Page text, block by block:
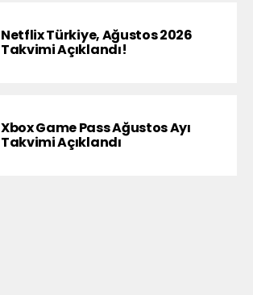
Netflix Türkiye, Ağustos 2026
Takvimi Açıklandı!
Xbox Game Pass Ağustos Ayı
Takvimi Açıklandı